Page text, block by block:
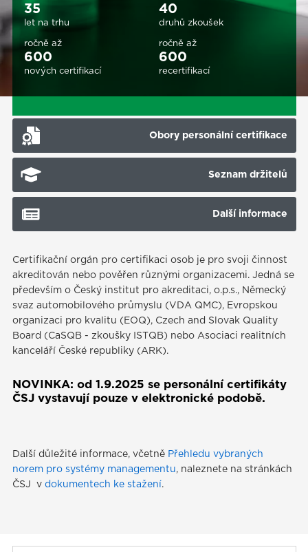
35
let na trhu
40
druhů zkoušek
ročně až
600
nových certifikací
ročně až
600
recertifikací
Obory personální certifikace
Seznam držitelů
Další informace
Certifikační orgán pro certifikaci osob je pro svoji činnost
akreditován nebo pověřen různými organizacemi. Jedná se
především o Český institut pro akreditaci, o.p.s., Německý
svaz automobilového průmyslu (VDA QMC), Evropskou
organizaci pro kvalitu (EOQ), Czech and Slovak Quality
Board (CaSQB - zkoušky ISTQB) nebo Asociaci realitních
kanceláří České republiky (ARK).
NOVINKA: od 1.9.2025 se personální certifikáty
ČSJ vystavují pouze v elektronické podobě.
Další důležité informace, včetně Přehledu vybraných
norem pro systémy managementu, naleznete na stránkách
ČSJ v dokumentech ke stažení.